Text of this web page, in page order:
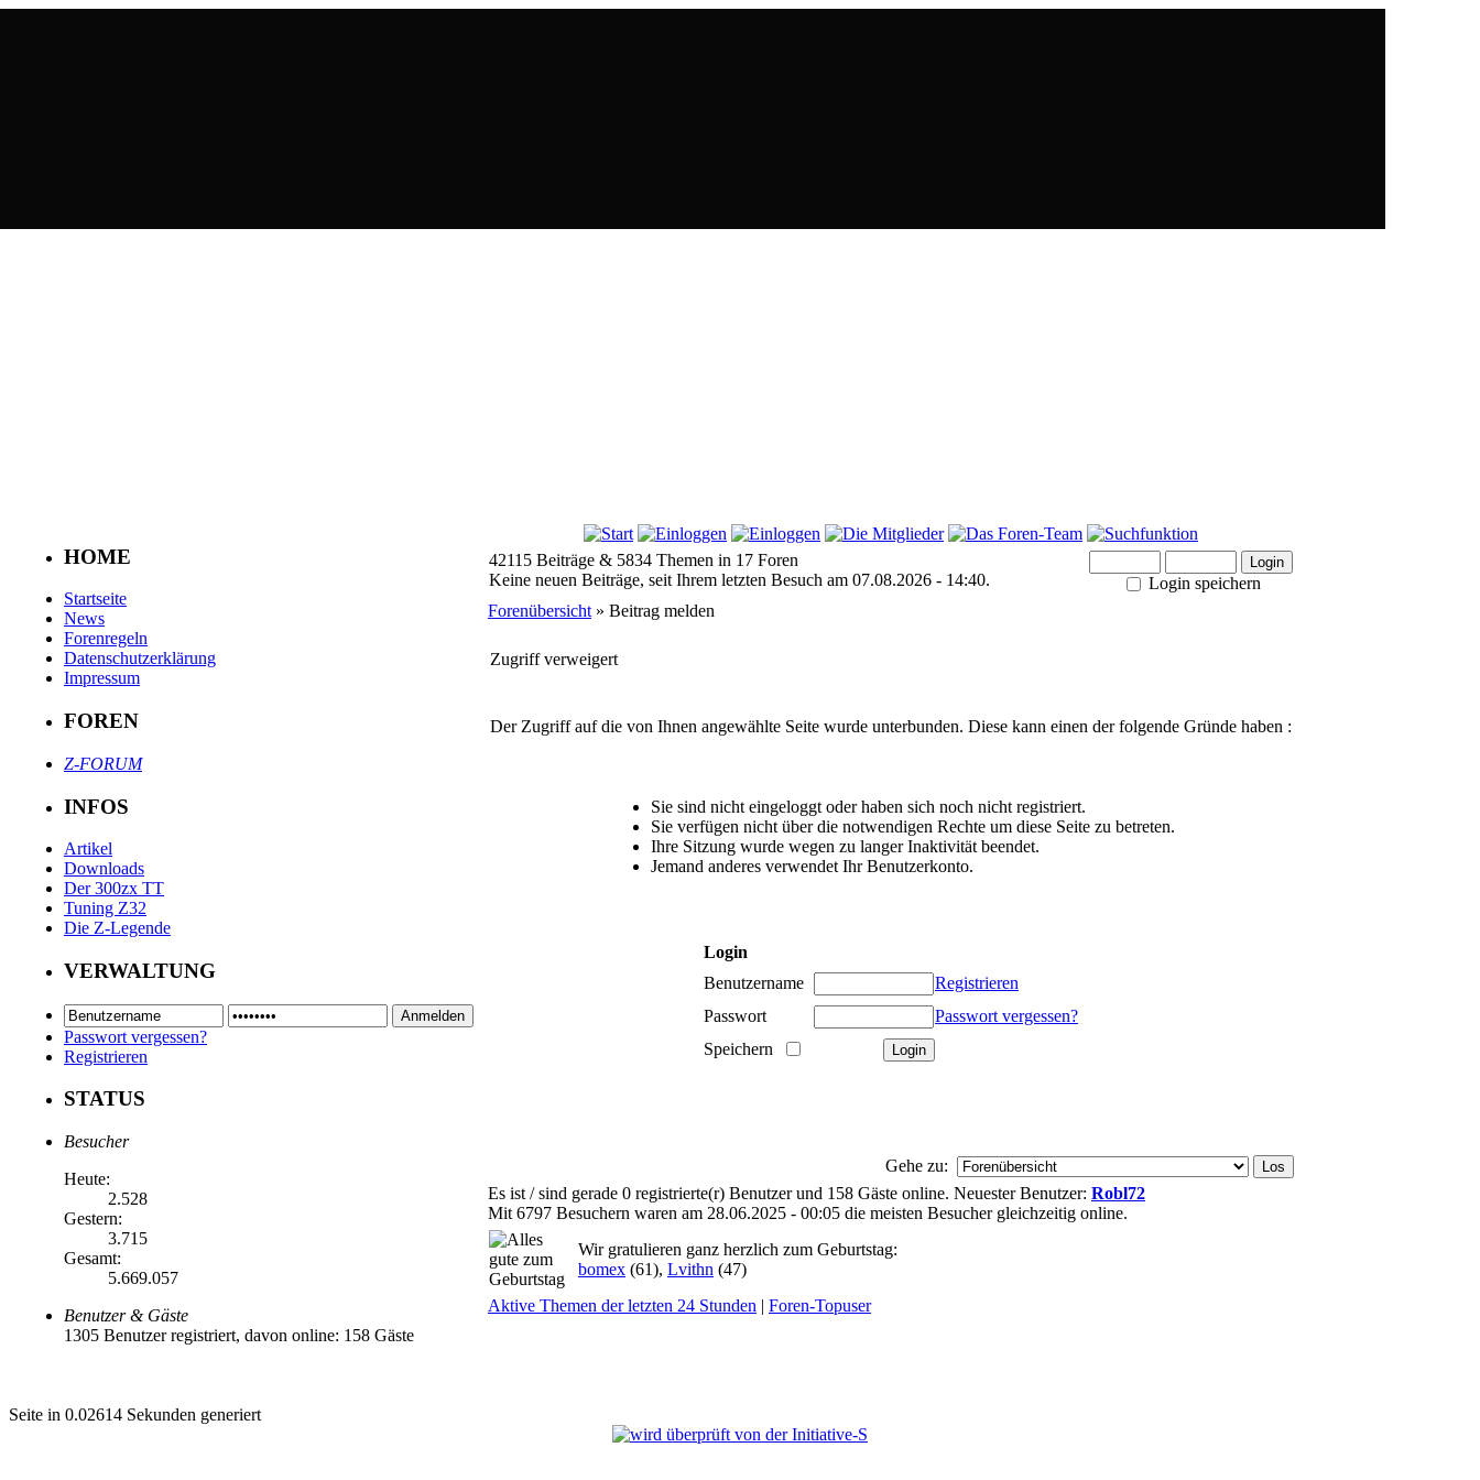
HOME
Startseite
News
Forenregeln
Datenschutzerklärung
Impressum
FOREN
Z-FORUM
INFOS
Artikel
Downloads
Der 300zx TT
Tuning Z32
Die Z-Legende
VERWALTUNG
Passwort vergessen?
Registrieren
STATUS
Besucher
Heute:
2.528
Gestern:
3.715
Gesamt:
5.669.057
Benutzer & Gäste
1305 Benutzer registriert, davon online: 158 Gäste
42115 Beiträge & 5834 Themen in 17 Foren
Keine neuen Beiträge, seit Ihrem letzten Besuch am 07.08.2026 - 14:40.
Login speichern
Forenübersicht » Beitrag melden
Zugriff verweigert
Der Zugriff auf die von Ihnen angewählte Seite wurde unterbunden. Diese kann einen der folgende Gründe haben :
Sie sind nicht eingeloggt oder haben sich noch nicht registriert.
Sie verfügen nicht über die notwendigen Rechte um diese Seite zu betreten.
Ihre Sitzung wurde wegen zu langer Inaktivität beendet.
Jemand anderes verwendet Ihr Benutzerkonto.
Login
Benutzername
Registrieren
Passwort
Passwort vergessen?
Speichern
Gehe zu:
Es ist / sind gerade 0 registrierte(r) Benutzer und 158 Gäste online. Neuester Benutzer: Robl72
Mit 6797 Besuchern waren am 28.06.2025 - 00:05 die meisten Besucher gleichzeitig online.
Wir gratulieren ganz herzlich zum Geburtstag:
bomex (61), Lvithn (47)
Aktive Themen der letzten 24 Stunden | Foren-Topuser
Seite in 0.02614 Sekunden generiert